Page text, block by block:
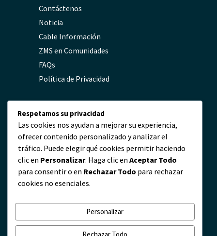
Contáctenos
Noticia
Cable Información
ZMS en Comunidades
FAQs
Política de Privacidad
Contacto
servicio@zmscable.es
+86-371-67829333
+86 17303836349
Plaza de Kaixuan, Zhengzhou, China
Respetamos su privacidad
Las cookies nos ayudan a mejorar su experiencia,
ofrecer contenido personalizado y analizar el
tráfico. Puede elegir qué cookies permitir haciendo
clic en Personalizar. Haga clic en Aceptar Todo
para consentir o en Rechazar Todo para rechazar
cookies no esenciales.
Personalizar